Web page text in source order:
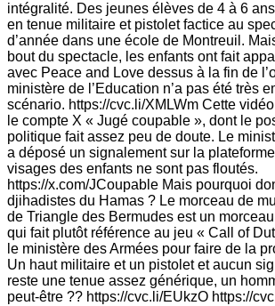
intégralité. Des jeunes élèves de 4 à 6
en tenue militaire et pistolet factice au
d’année dans une école de Montreuil.
bout du spectacle, les enfants ont fait
avec Peace and Love dessus à la fin de
ministère de l’Education n’a pas été très
scénario. https://cvc.li/XMLWm Cette
le compte X « Jugé coupable », dont le
politique fait assez peu de doute. Le
a déposé un signalement sur la
visages des enfants ne sont pas floutés.
https://x.com/JCoupable Mais pourquoi
djihadistes du Hamas ? Le morceau de
de Triangle des Bermudes est un
qui fait plutôt référence au jeu « Call of
le ministère des Armées pour faire de la
Un haut militaire et un pistolet et aucun
reste une tenue assez générique, un
peut-être ?? https://cvc.li/EUkzO https://